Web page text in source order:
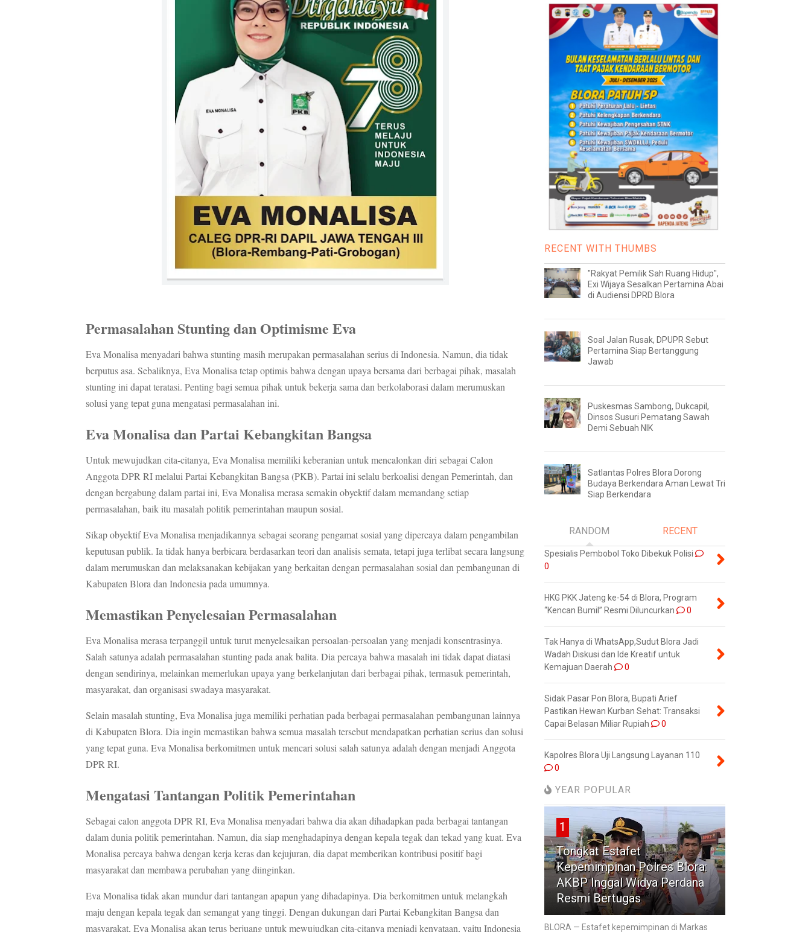
Permasalahan Stunting dan Optimisme Eva
Eva Monalisa menyadari bahwa stunting masih merupakan permasalahan serius di Indonesia. Namun, dia tidak
berputus asa. Sebaliknya, Eva Monalisa tetap optimis bahwa dengan upaya bersama dari berbagai pihak, masalah
stunting ini dapat teratasi. Penting bagi semua pihak untuk bekerja sama dan berkolaborasi dalam merumuskan
solusi yang tepat guna mengatasi permasalahan ini.
Eva Monalisa dan Partai Kebangkitan Bangsa
Untuk mewujudkan cita-citanya, Eva Monalisa memiliki keberanian untuk mencalonkan diri sebagai Calon
Anggota DPR RI melalui Partai Kebangkitan Bangsa (PKB). Partai ini selalu berkoalisi dengan Pemerintah, dan
dengan bergabung dalam partai ini, Eva Monalisa merasa semakin obyektif dalam memandang setiap
permasalahan, baik itu masalah politik pemerintahan maupun sosial.
Sikap obyektif Eva Monalisa menjadikannya sebagai seorang pengamat sosial yang dipercaya dalam pengambilan
keputusan publik. Ia tidak hanya berbicara berdasarkan teori dan analisis semata, tetapi juga terlibat secara langsung
dalam merumuskan dan melaksanakan kebijakan yang berkaitan dengan permasalahan sosial dan pembangunan di
Kabupaten Blora dan Indonesia pada umumnya.
Memastikan Penyelesaian Permasalahan
Eva Monalisa merasa terpanggil untuk turut menyelesaikan persoalan-persoalan yang menjadi konsentrasinya.
Salah satunya adalah permasalahan stunting pada anak balita. Dia percaya bahwa masalah ini tidak dapat diatasi
dengan sendirinya, melainkan memerlukan upaya yang berkelanjutan dari berbagai pihak, termasuk pemerintah,
masyarakat, dan organisasi swadaya masyarakat.
Selain masalah stunting, Eva Monalisa juga memiliki perhatian pada berbagai permasalahan pembangunan lainnya
di Kabupaten Blora. Dia ingin memastikan bahwa semua masalah tersebut mendapatkan perhatian serius dan solusi
yang tepat guna. Eva Monalisa berkomitmen untuk mencari solusi salah satunya adalah dengan menjadi Anggota
DPR RI.
Mengatasi Tantangan Politik Pemerintahan
Sebagai calon anggota DPR RI, Eva Monalisa menyadari bahwa dia akan dihadapkan pada berbagai tantangan
dalam dunia politik pemerintahan. Namun, dia siap menghadapinya dengan kepala tegak dan tekad yang kuat. Eva
Monalisa percaya bahwa dengan kerja keras dan kejujuran, dia dapat memberikan kontribusi positif bagi
masyarakat dan membawa perubahan yang diinginkan.
Eva Monalisa tidak akan mundur dari tantangan apapun yang dihadapinya. Dia berkomitmen untuk melangkah
maju dengan kepala tegak dan semangat yang tinggi. Dengan dukungan dari Partai Kebangkitan Bangsa dan
masyarakat, Eva Monalisa akan terus berjuang untuk mewujudkan cita-citanya menjadi kenyataan, yaitu Indonesia
RECENT WITH THUMBS
"Rakyat Pemilik Sah Ruang Hidup",
Exi Wijaya Sesalkan Pertamina Abai
di Audiensi DPRD Blora
Soal Jalan Rusak, DPUPR Sebut
Pertamina Siap Bertanggung
Jawab
Puskesmas Sambong, Dukcapil,
Dinsos Susuri Pematang Sawah
Demi Sebuah NIK
Satlantas Polres Blora Dorong
Budaya Berkendara Aman Lewat Tri
Siap Berkendara
RANDOM RECENT
Spesialis Pembobol Toko Dibekuk Polisi
0
HKG PKK Jateng ke-54 di Blora, Program
“Kencan Bumil” Resmi Diluncurkan
0
Tak Hanya di WhatsApp,Sudut Blora Jadi
Wadah Diskusi dan Ide Kreatif untuk
Kemajuan Daerah
0
Sidak Pasar Pon Blora, Bupati Arief
Pastikan Hewan Kurban Sehat: Transaksi
Capai Belasan Miliar Rupiah
0
Kapolres Blora Uji Langsung Layanan 110
0
YEAR POPULAR
1
Tongkat Estafet
Kepemimpinan Polres Blora:
AKBP Inggal Widya Perdana
Resmi Bertugas
BLORA — Estafet kepemimpinan di Markas